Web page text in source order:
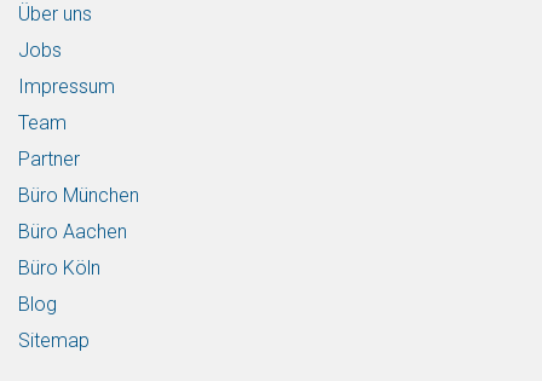
Über uns
Jobs
Impressum
Team
Partner
Büro München
Büro Aachen
Büro Köln
Blog
Sitemap